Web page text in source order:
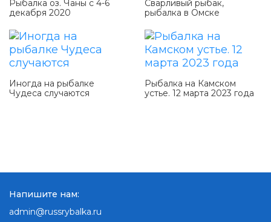
Рыбалка оз. Чаны с 4-6
декабря 2020
Сварливый рыбак,
рыбалка в Омске
Иногда на рыбалке
Чудеса случаются
Рыбалка на Камском
устье. 12 марта 2023 года
Напишите нам:
admin@russrybalka.ru